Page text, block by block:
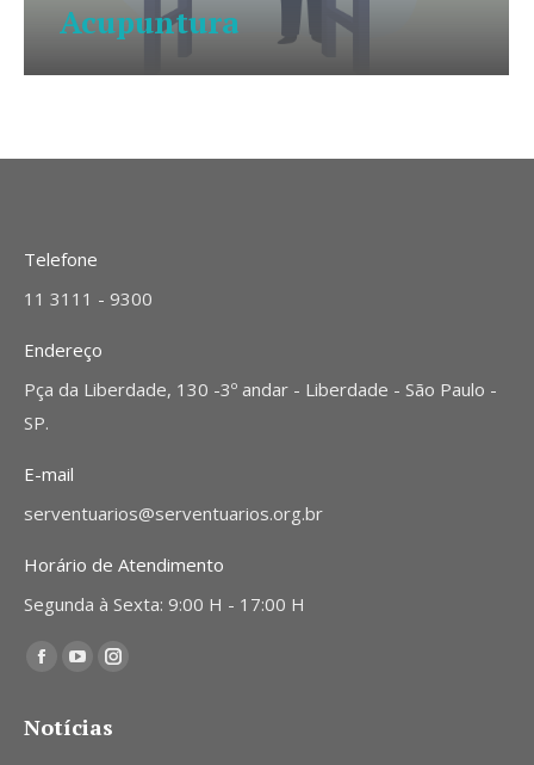
Acupuntura
Telefone
11 3111 - 9300
Endereço
Pça da Liberdade, 130 -3º andar - Liberdade - São Paulo -
SP.
E-mail
serventuarios@serventuarios.org.br
Horário de Atendimento
Segunda à Sexta: 9:00 H - 17:00 H
Encontre-nos em:
Facebook
opens
YouTube
opens
Instagram
opens
Notícias